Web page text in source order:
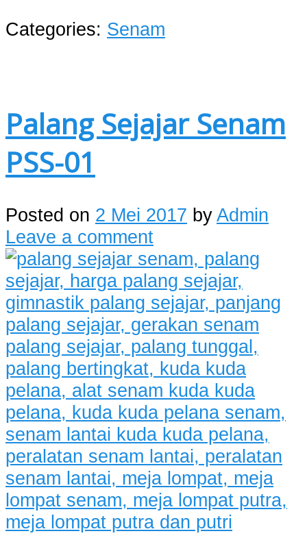
Categories: Senam
Palang Sejajar Senam
PSS-01
Posted on 2 Mei 2017 byAdmin
Leave a comment